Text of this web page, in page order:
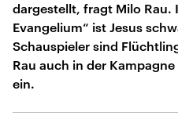
dargestellt, fragt Milo Rau.
Evangelium“ ist Jesus
Schauspieler sind
Rau auch in der
ein.